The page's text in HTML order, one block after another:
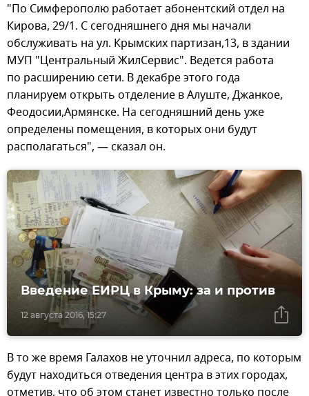
"По Симферополю работает абонентский отдел на
Кирова, 29/1. С сегодняшнего дня мы начали
обслуживать на ул. Крымских партизан,13, в здании
МУП "Центральный ЖилСервис". Ведется работа
по расширению сети. В декабре этого года
планируем открыть отделение в Алуште, Джанкое,
Феодосии,Армянске. На сегодняшний день уже
определены помещения, в которых они будут
располагаться", — сказал он.
12 августа 2016, 15:27
Введение ЕИРЦ в Крыму: за и против
В то же время Галахов не уточнил адреса, по которым
будут находиться отведения центра в этих городах,
отметив, что об этом станет известно только после